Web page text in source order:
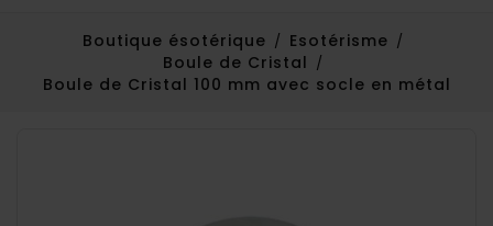
Boutique ésotérique
Esotérisme
Boule de Cristal
Boule de Cristal 100 mm avec socle en métal